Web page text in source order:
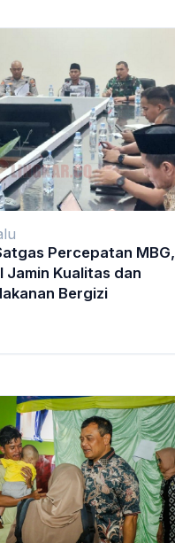
Percepatan MBG,
Jamin Kualitas dan
Bergizi